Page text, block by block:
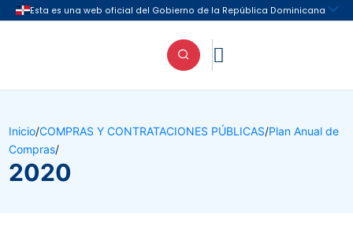

Inicio/COMPRAS Y CONTRATACIONES PÚBLICAS/Plan Anual de
Compras/
2020